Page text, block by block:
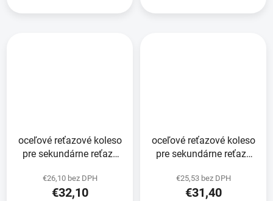
oceľové reťazové koleso
pre sekundárne reťaze
€26,10 bez DPH
€32,10
oceľové reťazové koleso
pre sekundárne reťaze
zubov
€25,53 bez DPH
€31,40